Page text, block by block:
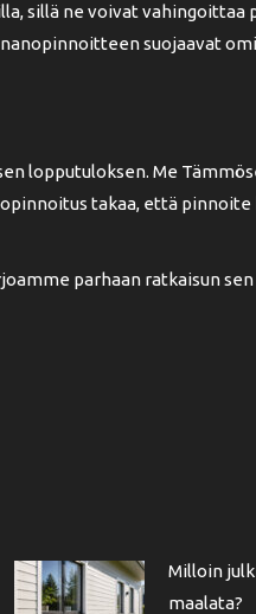
sillä ne voivat vahingoittaa
suojaavat
lopputuloksen. Me
takaa, että pinnoite
parhaan ratkaisun sen
Milloin
maalata?